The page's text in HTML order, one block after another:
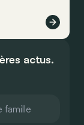
actus.